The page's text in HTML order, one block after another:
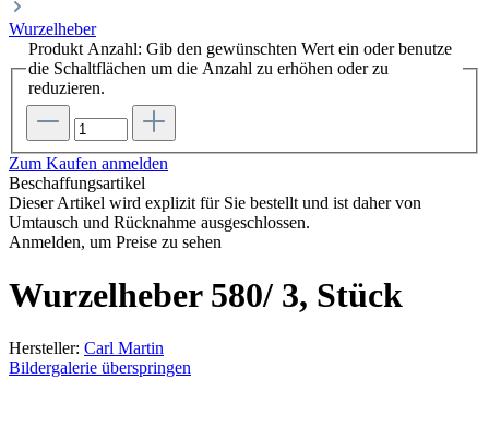
Wurzelheber
Produkt Anzahl: Gib den gewünschten Wert ein oder benutze
die Schaltflächen um die Anzahl zu erhöhen oder zu
reduzieren.
Zum Kaufen anmelden
Beschaffungsartikel
Dieser Artikel wird explizit für Sie bestellt und ist daher von
Umtausch und Rücknahme ausgeschlossen.
Anmelden, um Preise zu sehen
Wurzelheber 580/ 3, Stück
Hersteller: Carl Martin
Bildergalerie überspringen